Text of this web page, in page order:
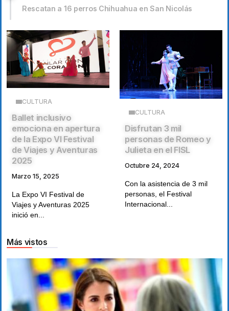
Rescatan a 16 perros Chihuahua en San Nicolás
CULTURA
Ballet inclusivo
emociona en apertura
de la Expo VI Festival
de Viajes y Aventuras
2025
Marzo 15, 2025
La Expo VI Festival de
Viajes y Aventuras 2025
inició en...
CULTURA
Disfrutan 3 mil
personas de Romeo y
Julieta en el FISL
Octubre 24, 2024
Con la asistencia de 3 mil
personas, el Festival
Internacional...
Más vistos